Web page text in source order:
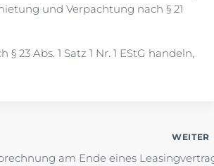
und Verpachtung nach § 21
Abs. 1 Satz 1 Nr. 1 EStG handeln,
WEITER
am Ende eines